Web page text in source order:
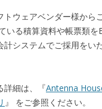
トウェアベンダー様から
いる積算資料や帳票類を
計システムでご採用をい
詳細は、『Antenna
』 をご参照ください。